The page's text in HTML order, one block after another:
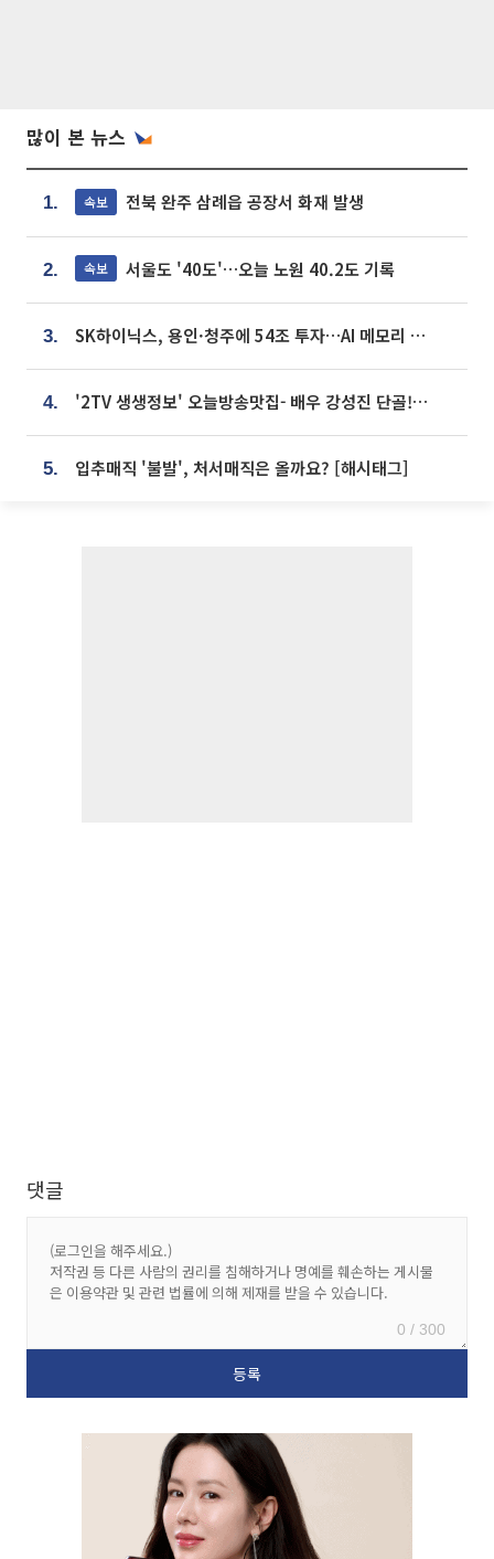
많이 본 뉴스
1. 속보 전북 완주 삼례읍 공장서 화재 발생
2. 속보 서울도 '40도'…오늘 노원 40.2도 기록
3. SK하이닉스, 용인·청주에 54조 투자…AI 메모리 생산기지 키운다
4. '2TV 생생정보' 오늘방송맛집- 배우 강성진 단골! 쌀국수ㆍ푸팟퐁 커리 맛집 '블○○○'
5. 입추매직 '불발', 처서매직은 올까요? [해시태그]
댓글
0 / 300